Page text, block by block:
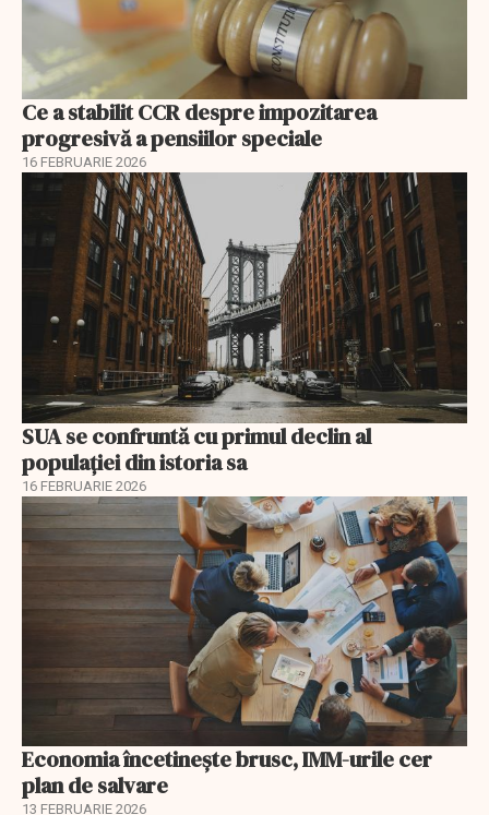
Ce a stabilit CCR despre impozitarea
progresivă a pensiilor speciale
16 FEBRUARIE 2026
SUA se confruntă cu primul declin al
populației din istoria sa
16 FEBRUARIE 2026
Economia încetinește brusc, IMM-urile cer
plan de salvare
13 FEBRUARIE 2026